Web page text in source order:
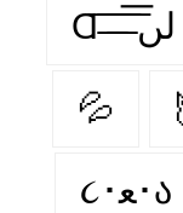
Ɑ͞ ̶͞ ̶͞ ̶͞ لں͞
💦
૮･ﻌ･ა